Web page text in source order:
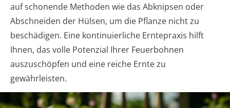
auf schonende Methoden wie das Abknipsen oder
Abschneiden der Hülsen, um die Pflanze nicht zu
beschädigen. Eine kontinuierliche Erntepraxis hilft
Ihnen, das volle Potenzial Ihrer Feuerbohnen
auszuschöpfen und eine reiche Ernte zu
gewährleisten.